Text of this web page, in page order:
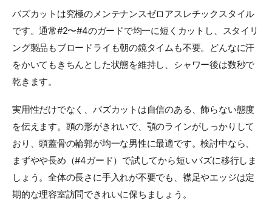
バズカットは究極のメンテナンスゼロアスレチックスタイル
です。通常#2〜#4のガードで均一に短くカットし、スタイリ
ング製品もブロードライも朝の鏡タイムも不要。どんなに汗
をかいてもきちんとした状態を維持し、シャワー後は数秒で
乾きます。
実用性だけでなく、バズカットは自信のある、飾らない態度
を伝えます。頭の形がきれいで、顎のラインがしっかりして
おり、頭蓋骨の輪郭が均一な男性に最適です。検討中なら、
まずやや長め（#4ガード）で試してから短いバズに移行しま
しょう。全体の長さに手入れが不要でも、襟足やエッジは定
期的な理容室訪問できれいに保ちましょう。